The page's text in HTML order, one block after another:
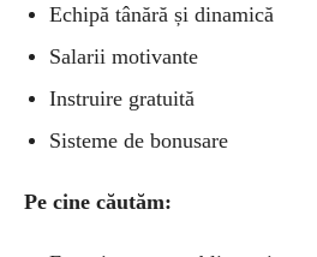
Echipă tânără și dinamică
Salarii motivante
Instruire gratuită
Sisteme de bonusare
Pe cine căutăm: